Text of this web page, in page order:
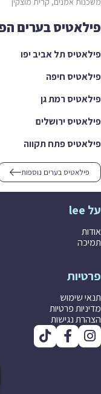
פילאטיס בערים
פילאטיס תל אביב יפו
פילאטיס חיפה
פילאטיס רמת גן
פילאטיס ירושלים
פילאטיס פתח תקווה
פילאטיס בערים נוספות
על lee
אודות
תמיכה
פרטיות
תנאי שימוש
מדיניות פרטיות
הצהרת נגישות